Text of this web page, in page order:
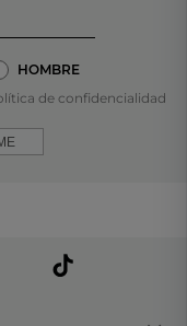
HOMBRE
de confidencialidad